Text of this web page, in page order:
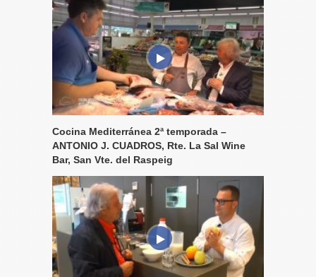
Cocina Mediterránea 2ª temporada –
ANTONIO J. CUADROS, Rte. La Sal Wine
Bar, San Vte. del Raspeig